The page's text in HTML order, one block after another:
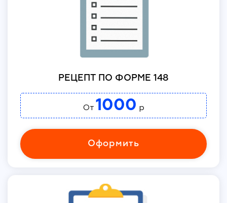
РЕЦЕПТ ПО ФОРМЕ 148
От 1000 р
Оформить